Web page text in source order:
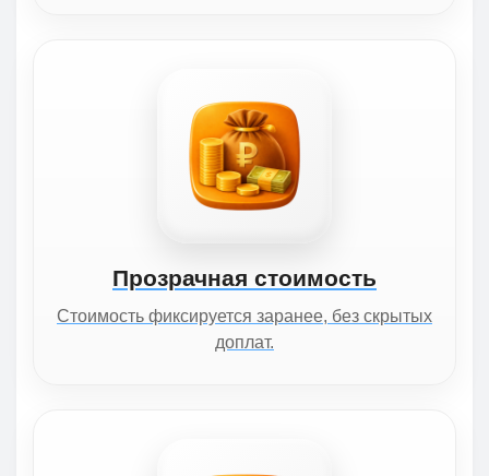
Прозрачная стоимость
Стоимость фиксируется заранее, без скрытых
доплат.